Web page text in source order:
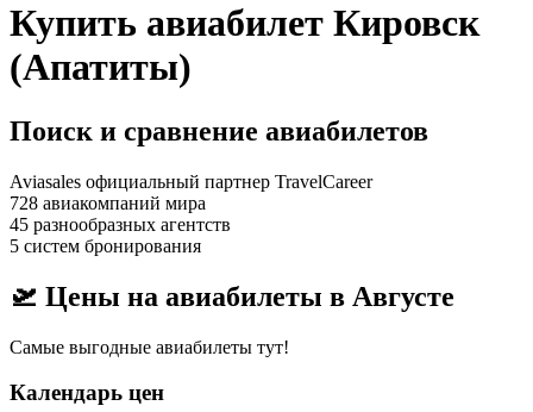
Купить авиабилет Кировск
(Апатиты)
Поиск и сравнение авиабилетов
Aviasales официальный партнер TravelCareer
728 авиакомпаний мира
45 разнообразных агентств
5 систем бронирования
🛫 Цены на авиабилеты в Августе
Самые выгодные авиабилеты тут!
Календарь цен